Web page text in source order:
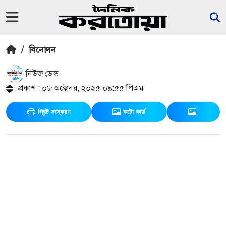
/ বিনোদন
নিউজ ডেস্ক
প্রকাশ : ০৮ অক্টোবর, ২০২৫ ০৯:৫৫ পিএম
প্রিন্ট সংস্করণ ফটো কার্ড